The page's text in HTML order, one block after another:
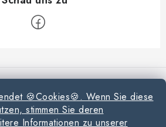
🍪Cookies🍪. Wenn Sie diese
stimmen Sie deren
Informationen zu unserer